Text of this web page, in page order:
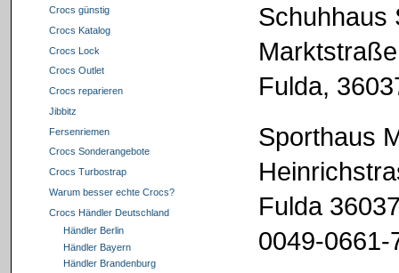
Crocs günstig
Crocs Katalog
Crocs Lock
Crocs Outlet
Crocs reparieren
Jibbitz
Fersenriemen
Crocs Sonderangebote
Crocs Turbostrap
Warum besser echte Crocs?
Crocs Händler Deutschland
Händler Berlin
Händler Bayern
Händler Brandenburg
Schuhhaus
Fulda,
Sporthaus
Fulda
0049-0661-